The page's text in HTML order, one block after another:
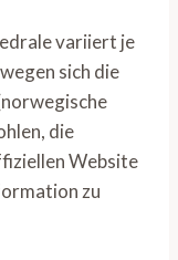
variiert je
sich die
die
Website
zu